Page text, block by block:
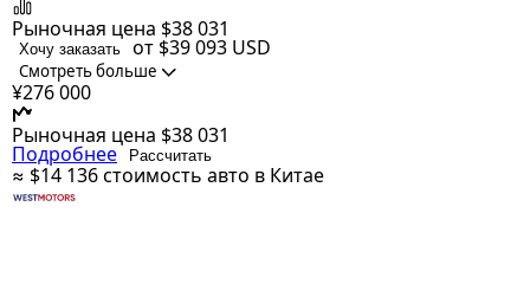
Рыночная цена $38 031
Хочу заказать от $39 093 USD
Смотреть больше
¥276 000
Рыночная цена $38 031
Подробнее Рассчитать
≈ $14 136стоимость авто в Китае